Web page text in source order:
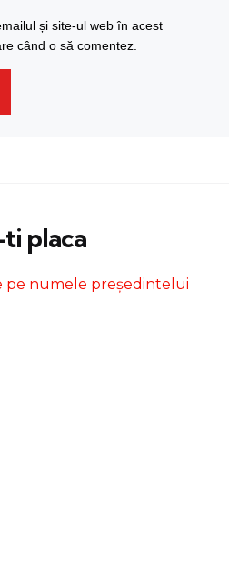
și site-ul web în acest
când o să comentez.
placa